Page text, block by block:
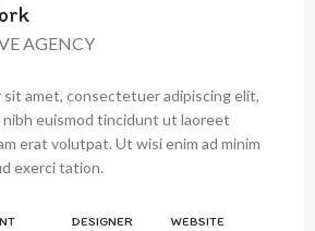
AGENCY
amet, consectetuer adipiscing elit,
nibh euismod tincidunt ut laoreet
erat volutpat. Ut wisi enim ad minim
exerci tation.
DESIGNER WEBSITE